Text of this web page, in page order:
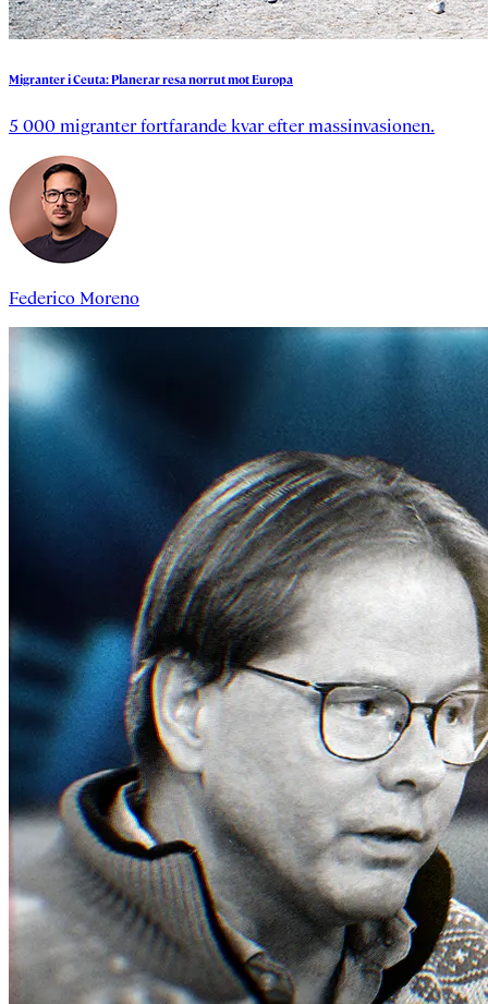
MigranteriCeuta:PlanerarresanorrutmotEuropa
5 000 migranter fortfarande kvar efter massinvasionen.
Federico Moreno